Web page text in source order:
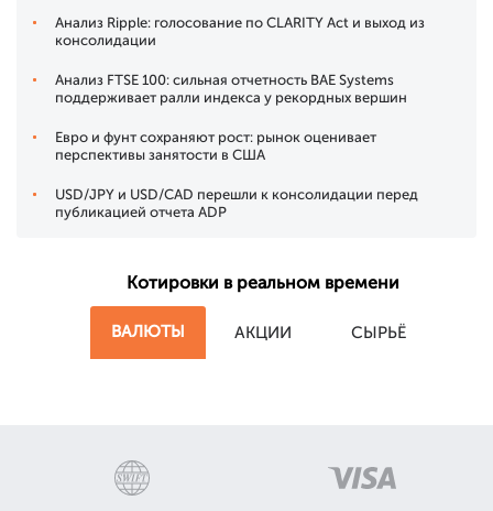
Анализ Ripple: голосование по CLARITY Act и выход из
консолидации
Анализ FTSE 100: сильная отчетность BAE Systems
поддерживает ралли индекса у рекордных вершин
Евро и фунт сохраняют рост: рынок оценивает
перспективы занятости в США
USD/JPY и USD/CAD перешли к консолидации перед
публикацией отчета ADP
Котировки в реальном времени
ВАЛЮТЫ АКЦИИ СЫРЬЁ